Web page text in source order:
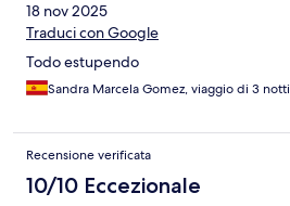
18 nov 2025
Traduci con Google
Todo estupendo
Sandra Marcela Gomez, viaggio di 3 notti
Recensione verificata
10/10 Eccezionale